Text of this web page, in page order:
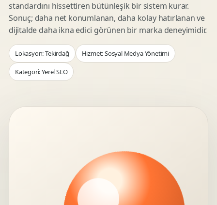
standardını hissettiren bütünleşik bir sistem kurar.
Sonuç; daha net konumlanan, daha kolay hatırlanan ve
dijitalde daha ikna edici görünen bir marka deneyimidir.
Lokasyon: Tekirdağ Hizmet: Sosyal Medya Yönetimi
Kategori: Yerel SEO